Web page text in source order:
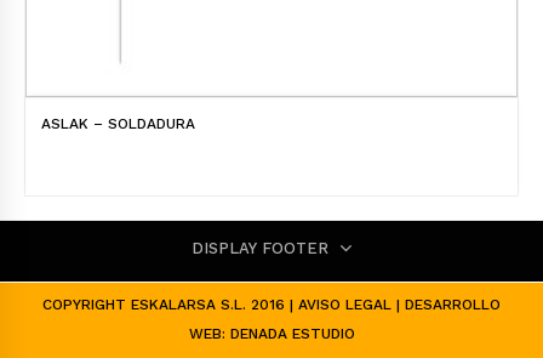
ASLAK – SOLDADURA
DISPLAY FOOTER
COPYRIGHT ESKALARSA S.L. 2016 | AVISO LEGAL | DESARROLLO
WEB: DENADA ESTUDIO